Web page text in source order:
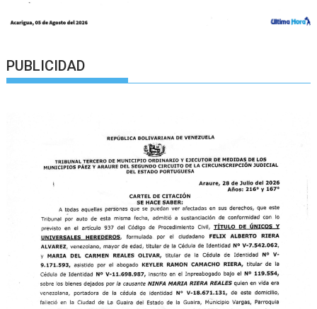
PUBLICIDAD